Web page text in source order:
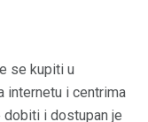
se kupiti u
internetu i centrima
dobiti i dostupan je